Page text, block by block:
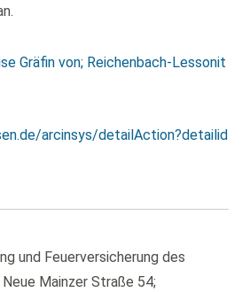
Gräfin von; Reichenbach-Lessonit
arcinsys/detailAction?detailid
und Feuerversicherung des
Mainzer Straße 54;